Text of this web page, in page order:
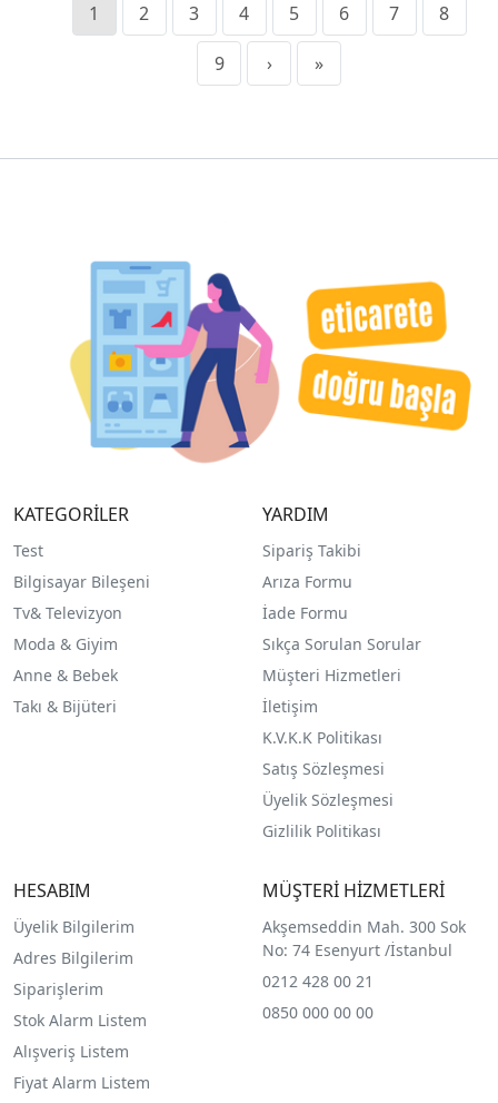
1 2 3 4 5 6 7 8
9 › »
KATEGORİLER
Test
Bilgisayar Bileşeni
Tv& Televizyon
Moda & Giyim
Anne & Bebek
Takı & Bijüteri
YARDIM
Sipariş Takibi
Arıza Formu
İade Formu
Sıkça Sorulan Sorular
Müşteri Hizmetleri
İletişim
K.V.K.K Politikası
Satış Sözleşmesi
Üyelik Sözleşmesi
Gizlilik Politikası
HESABIM
Üyelik Bilgilerim
Adres Bilgilerim
Siparişlerim
Stok Alarm Listem
Alışveriş Listem
Fiyat Alarm Listem
MÜŞTERİ HİZMETLERİ
Akşemseddin Mah. 300 Sok
No: 74 Esenyurt /İstanbul
0212 428 00 21
0850 000 00 00